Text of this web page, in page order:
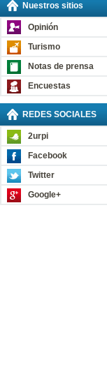
Nuestros sitios
Opinión
Turismo
Notas de prensa
Encuestas
REDES SOCIALES
2urpi
Facebook
Twitter
Google+